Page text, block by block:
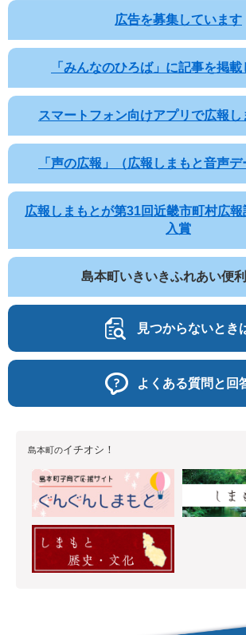
広告を募集しています
「みんなのひろば」に記事を掲
スマートフォン向けアプリで広報
「声の広報」（広報しまもと音声デ
広報しまもとが第31回近畿市町村広
入賞
島本町いきいきふれあい便
見つからないとき
よくある質問と回
島本町のイチオシ！